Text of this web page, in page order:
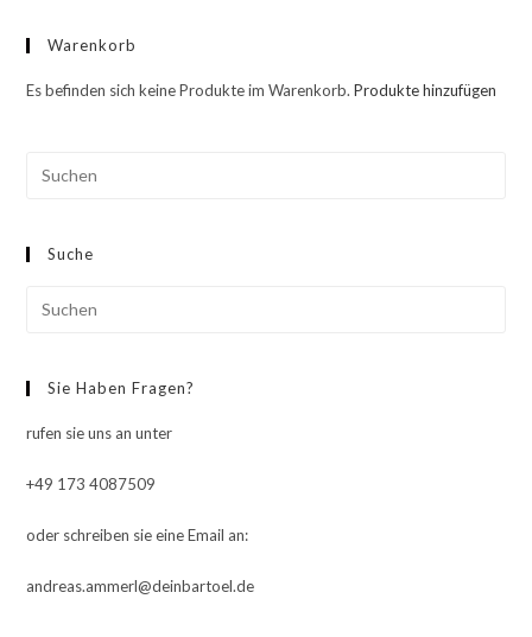
Warenkorb
Es befinden sich keine Produkte im Warenkorb.Produkte hinzufügen
Suche
Sie Haben Fragen?
rufen sie uns an unter
+49 173 4087509
oder schreiben sie eine Email an:
andreas.ammerl@deinbartoel.de